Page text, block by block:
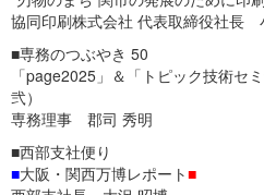
協同印刷株式会社 代表取締役社長
■専務のつぶやき 50
「page2025」＆「トピック技術セ
弐）
専務理事 郡司 秀明
■西部支社便り
■大阪・関西万博レポート■